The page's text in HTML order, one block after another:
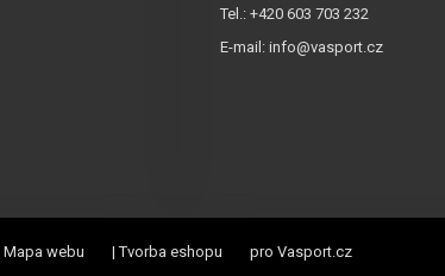
Tel.: +420 603 703 232
E-mail: info@vasport.cz
Mapa webu |Tvorba eshopu pro Vasport.cz